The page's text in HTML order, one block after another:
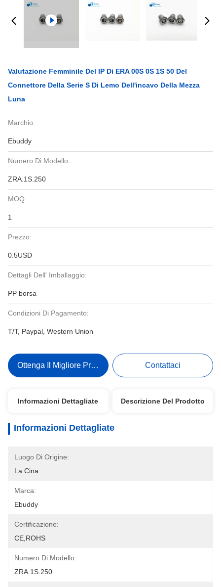
Valutazione Femminile Del IP Di ERA 00S 0S 1S 50 Del
Connettore Della Serie S Di Lemo Dell'incavo Della Mezza
Luna
Marchio:
Ebuddy
Numero Di Modello:
ZRA.1S.250
MOQ:
1
Prezzo:
0.5USD
Dettagli Dell' Imballaggio:
PP borsa
Condizioni Di Pagamento:
T/T, Paypal, Western Union
Ottenga Il Migliore Prezzo Contattaci
Informazioni Dettagliate Descrizione Del Prodotto
Informazioni Dettagliate
Luogo Di Origine:
La Cina
Marca:
Ebuddy
Certificazione:
CE,ROHS
Numero Di Modello:
ZRA.1S.250